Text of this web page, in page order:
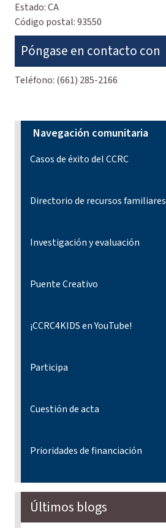
Estado:CA
Código postal:93550
Póngase en contacto con
Teléfono: (661) 285-2166
Navegación comunitaria
Casos de éxito del CCRC
Directorio de recursos familiares
Investigación y evaluación
Puente Creativo
¡CCRC4KIDS en YouTube!
Participa
Cuestión de acta
Prioridades de financiación
Últimos blogs